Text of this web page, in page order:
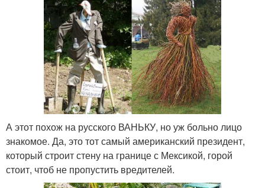
А этот похож на русского ВАНЬКУ, но уж больно лицо
знакомое. Да, это тот самый американский президент,
который строит стену на границе с Мексикой, горой
стоит, чтоб не пропустить вредителей.